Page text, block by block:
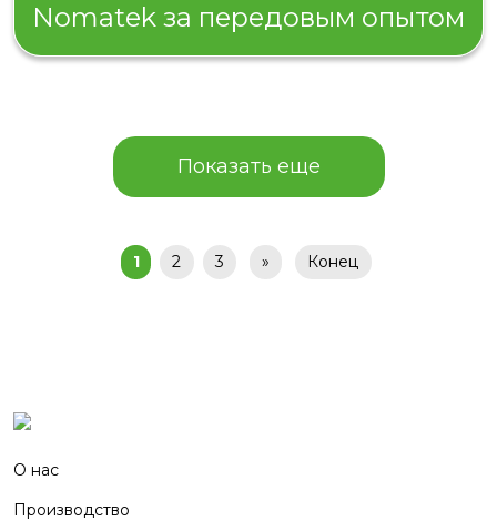
Nomatek за передовым опытом
Показать еще
1 2 3 » Конец
О нас
Производство